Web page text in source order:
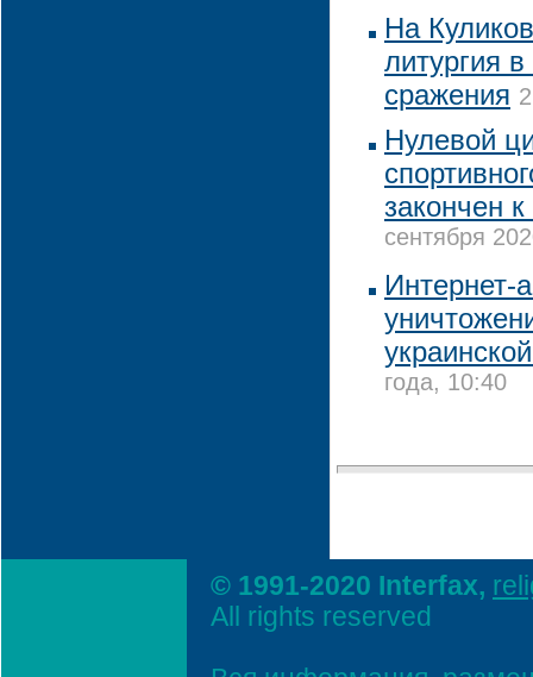
На
литургия
сражения
Нулевой
закончен
сентября
Интернет-
года, 10:40
© 1991-2020 Interfax,
All rights reserved